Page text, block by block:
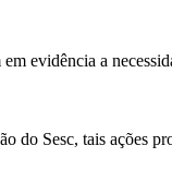
evidência a
do Sesc, tais ações